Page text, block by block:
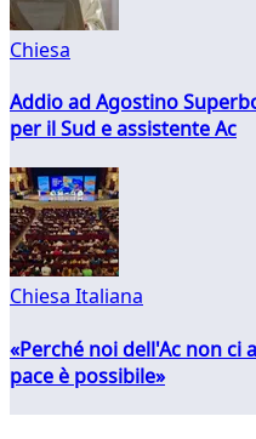
Chiesa
Addio ad Agostino
per il Sud e assistente Ac
Chiesa Italiana
«Perché noi dell'Ac non ci
pace è possibile»